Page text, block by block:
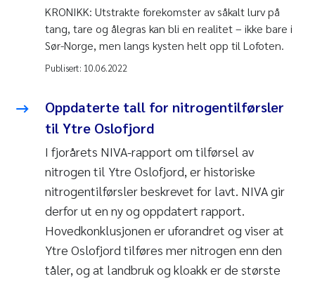
KRONIKK: Utstrakte forekomster av såkalt lurv på
tang, tare og ålegras kan bli en realitet – ikke bare i
Sør-Norge, men langs kysten helt opp til Lofoten.
Publisert: 10.06.2022
Oppdaterte tall for nitrogentilførsler
til Ytre Oslofjord
I fjorårets NIVA-rapport om tilførsel av
nitrogen til Ytre Oslofjord, er historiske
nitrogentilførsler beskrevet for lavt. NIVA gir
derfor ut en ny og oppdatert rapport.
Hovedkonklusjonen er uforandret og viser at
Ytre Oslofjord tilføres mer nitrogen enn den
tåler, og at landbruk og kloakk er de største